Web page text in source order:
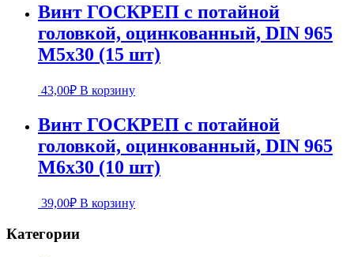
Винт ГОСКРЕП с потайной
головкой, оцинкованный, DIN 965
М5х30 (15 шт)
43,00₽ В корзину
Винт ГОСКРЕП с потайной
головкой, оцинкованный, DIN 965
М6х30 (10 шт)
39,00₽ В корзину
Категории